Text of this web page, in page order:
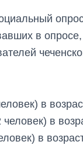
в
в
в
в